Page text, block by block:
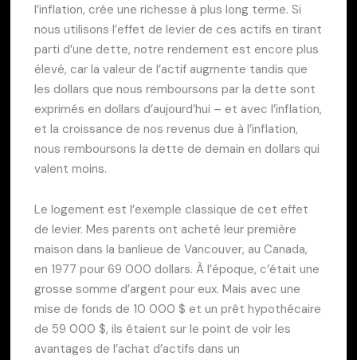
l’inflation, crée une richesse à plus long terme. Si
nous utilisons l’effet de levier de ces actifs en tirant
parti d’une dette, notre rendement est encore plus
élevé, car la valeur de l’actif augmente tandis que
les dollars que nous remboursons par la dette sont
exprimés en dollars d’aujourd’hui – et avec l’inflation,
et la croissance de nos revenus due à l’inflation,
nous remboursons la dette de demain en dollars qui
valent moins.
Le logement est l’exemple classique de cet effet
de levier. Mes parents ont acheté leur première
maison dans la banlieue de Vancouver, au Canada,
en 1977 pour 69 000 dollars. À l’époque, c’était une
grosse somme d’argent pour eux. Mais avec une
mise de fonds de 10 000 $ et un prêt hypothécaire
de 59 000 $, ils étaient sur le point de voir les
avantages de l’achat d’actifs dans un